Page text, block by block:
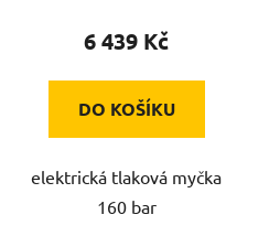
6 439 Kč
DO KOŠÍKU
elektrická tlaková myčka
160 bar